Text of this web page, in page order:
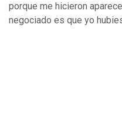
porque me hicieron
negociado es que yo